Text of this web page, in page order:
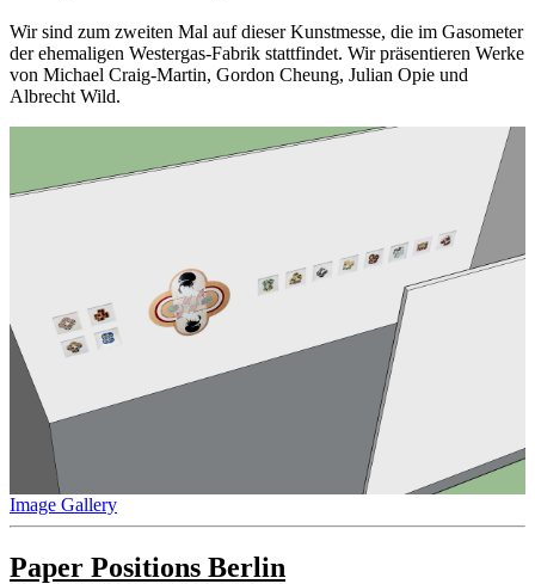
Wir sind zum zweiten Mal auf dieser Kunstmesse, die im Gasometer
der ehemaligen Westergas-Fabrik stattfindet. Wir präsentieren Werke
von Michael Craig-Martin, Gordon Cheung, Julian Opie und
Albrecht Wild.
Image Gallery
Paper Positions Berlin